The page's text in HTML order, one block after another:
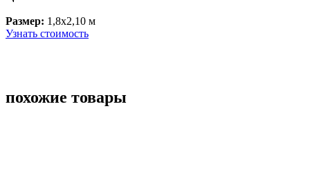
Размер: 1,8x2,10 м
Узнать стоимость
похожие товары